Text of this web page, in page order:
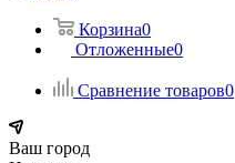
Корзина0
Отложенные0
Сравнение товаров0
Ваш город